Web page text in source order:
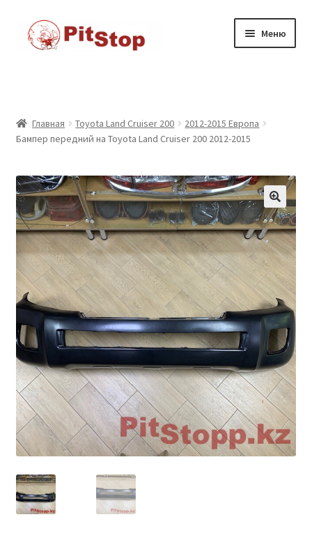
содержимому
Перейти
Перейти
Меню
Каталог товаров
Контакты
Корзина
Мой аккаунт
Оформление заказа
Условия оплаты
Главная Toyota Land Cruiser 200
2012-2015 Европа
Бампер передний на Toyota Land Cruiser 200 2012-2015